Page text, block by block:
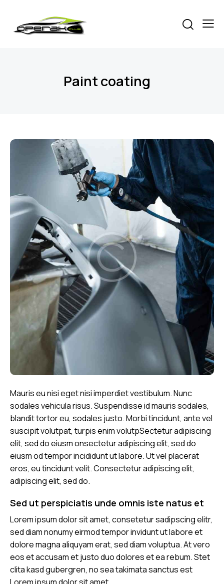
Paint coating
Mauris eu nisi eget nisi imperdiet vestibulum. Nunc
sodales vehicula risus. Suspendisse id mauris sodales,
blandit tortor eu, sodales justo. Morbi tincidunt, ante vel
suscipit volutpat, turpis enim volutpSectetur adipiscing
elit, sed do eiusm onsectetur adipiscing elit, sed do
eiusm od tempor incididunt ut labore. Ut vel placerat
eros, eu tincidunt velit. Consectetur adipiscing elit,
adipiscing elit, sed do.
Sed ut perspiciatis unde omnis iste natus et
Lorem ipsum dolor sit amet, consetetur sadipscing elitr,
sed diam nonumy eirmod tempor invidunt ut labore et
dolore magna aliquyam erat, sed diam voluptua. At vero
eos et accusam et justo duo dolores et ea rebum. Stet
clita kasd gubergren, no sea takimata sanctus est
Lorem ipsum dolor sit amet.